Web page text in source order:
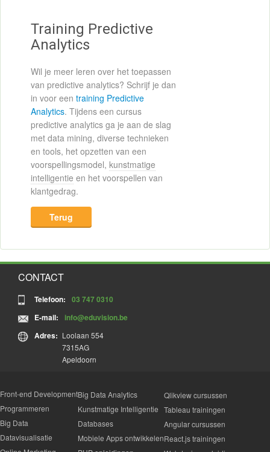
Training Predictive
Analytics
Wil je meer leren over het toepassen
van predictive analytics? Schrijf je dan
in voor een training Predictive
Analytics. Tijdens een cursus
predictive analytics ga je aan de slag
met data mining, diverse technieken
en tools, het opzetten van een
voorspellingsmodel, kunstmatige
intelligentie en het voorspellen van
klantgedrag.
Terug
CONTACT
Telefoon:
03 747 0310
E-mail:
info@eduvision.be
Adres: Loolaan 554
7315AG
Apeldoorn
Front-end Development
Programmeren
Big Data
Datavisualisatie
Big Data Analytics
Kunstmatige Intelligentie
Databases
Mobiele Apps ontwikkelen
Qlikview cursussen
Tableau trainingen
Angular cursussen
React.js trainingen